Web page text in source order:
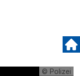
© Polizei